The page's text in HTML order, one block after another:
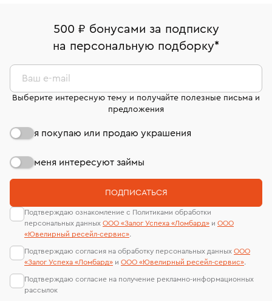
комиссионных украшений и часов смотрите на
странице«Возврат украшений»
Срок бронирования украшения при самовывозе из
филиала - 1 день, не считая день бронирования.
номер (УИН)
На особо ценные изделия получены
сертификаты МГУ и других геммологических
лабораторий
500 ₽ бонусами за подписку
на персональную подборку*
Ваш e-mail
Выберите интересную тему и получайте полезные письма и
предложения
я покупаю или продаю украшения
меня интересуют займы
ПОДПИСАТЬСЯ
Подтверждаю ознакомление с Политиками обработки
персональных данных ООО «Залог Успеха «Ломбард» и ООО
«Ювелирный ресейл-сервиc».
Подтверждаю согласия на обработку персональных данных ООО
«Залог Успеха «Ломбард» и ООО «Ювелирный ресейл-сервиc».
Подтверждаю согласие на получение рекламно-информационных
рассылок